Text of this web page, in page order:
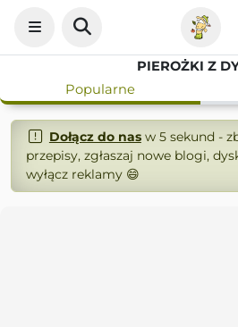
PIEROŻKI Z
Popularne
Dołącz do nasw 5 sekund -
przepisy, zgłaszaj nowe blogi,
wyłącz reklamy 😄